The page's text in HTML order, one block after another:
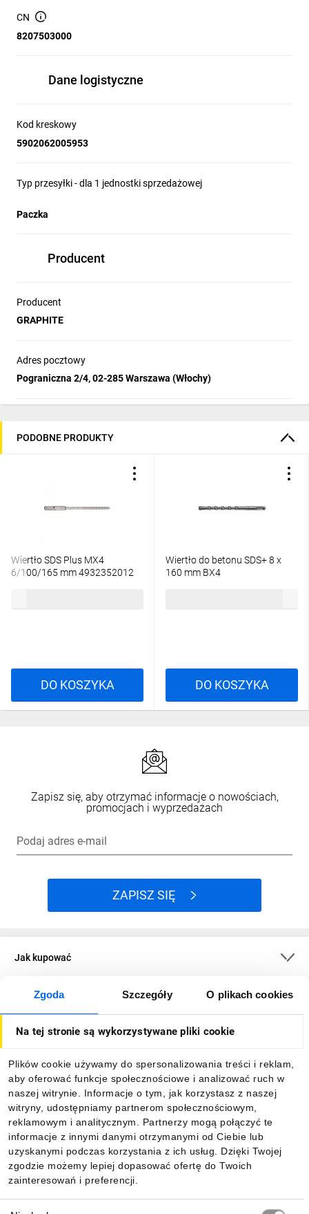
Zgoda Szczegóły O plikach cookies
Na tej stronie są wykorzystywane pliki cookie
Plików cookie używamy do spersonalizowania treści i reklam,
aby oferować funkcje społecznościowe i analizować ruch w
naszej witrynie. Informacje o tym, jak korzystasz z naszej
witryny, udostępniamy partnerom społecznościowym,
reklamowym i analitycznym. Partnerzy mogą połączyć te
informacje z innymi danymi otrzymanymi od Ciebie lub
uzyskanymi podczas korzystania z ich usług. Dzięki Twojej
zgodzie możemy lepiej dopasować ofertę do Twoich
zainteresowań i preferencji.
CN
8207503000
Dane logistyczne
Kod kreskowy
5902062005953
Typ przesyłki - dla 1 jednostki sprzedażowej
Paczka
Producent
Producent
GRAPHITE
Adres pocztowy
Pograniczna 2/4, 02-285 Warszawa (Włochy)
PODOBNE PRODUKTY
Wiertło SDS Plus MX4
6/100/165 mm 4932352012
DO KOSZYKA
Wiertło do betonu SDS+ 8 x
160 mm BX4
DO KOSZYKA
Zapisz się, aby otrzymać informacje o nowościach,
promocjach i wyprzedażach
Podaj adres e-mail
ZAPISZ SIĘ
Jak kupować
O firmie
Informacje
Pobierz naszą aplikację mobilną: